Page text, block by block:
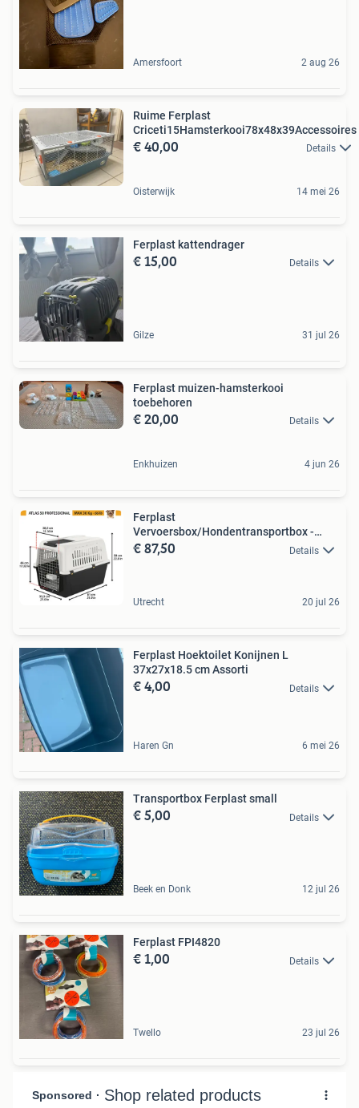
Amersfoort 2 aug 26
Ruime Ferplast
Criceti15Hamsterkooi78x48x39Accessoires
€ 40,00 Details
Oisterwijk 14 mei 26
Ferplast kattendrager
€ 15,00 Details
Gilze 31 jul 26
Ferplast muizen-hamsterkooi
toebehoren
€ 20,00 Details
Enkhuizen 4 jun 26
Ferplast
Vervoersbox/Hondentransportbox -
81x55.5x58
€ 87,50 Details
Utrecht 20 jul 26
Ferplast Hoektoilet Konijnen L
37x27x18.5 cm Assorti
€ 4,00 Details
Haren Gn 6 mei 26
Transportbox Ferplast small
€ 5,00 Details
Beek en Donk 12 jul 26
Ferplast FPI4820
€ 1,00 Details
Twello 23 jul 26